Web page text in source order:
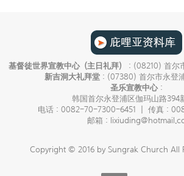
基督徒世界宣教中心（主日礼拜）
: (08210) 首尔
新吉洞大礼拜堂: (07380) 首尔市永登
圣乐宣教中心 :
韩国首尔永登浦区伽玛山路394
电话：0082-70-7300-6451 ㅣ 传真：
邮箱：
Copyright © 2016 by Sungrak Church All